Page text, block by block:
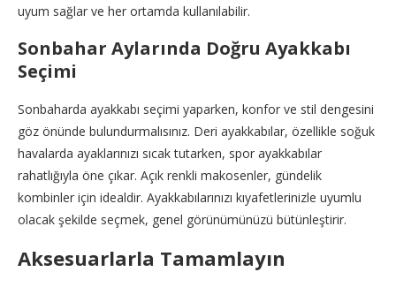
uyum sağlar ve her ortamda kullanılabilir.
Sonbahar Aylarında Doğru Ayakkabı
Seçimi
Sonbaharda ayakkabı seçimi yaparken, konfor ve stil dengesini
göz önünde bulundurmalısınız. Deri ayakkabılar, özellikle soğuk
havalarda ayaklarınızı sıcak tutarken, spor ayakkabılar
rahatlığıyla öne çıkar. Açık renkli makosenler, gündelik
kombinler için idealdir. Ayakkabılarınızı kıyafetlerinizle uyumlu
olacak şekilde seçmek, genel görünümünüzü bütünleştirir.
Aksesuarlarla Tamamlayın